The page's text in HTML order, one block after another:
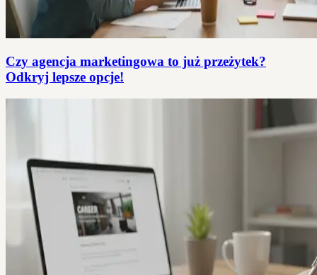
Czy agencja marketingowa to już przeżytek?
Odkryj lepsze opcje!